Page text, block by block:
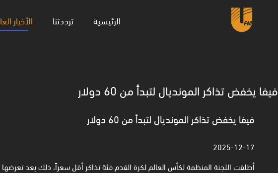
الرئيسية
(current) ترددتنا الأخبار
فيفا يخفض تذاكر المونديال لتبدأ من 60 دولار
فيفا يخفض تذاكر المونديال لتبدأ من 60 دولار
2025-12-17
أطلقت اللجنة المنظمة لكأس العالم لكرة القدم فئة تذاكر أقل سعراً، ذلك بعد